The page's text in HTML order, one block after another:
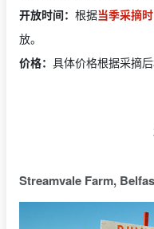
开放时间： 根据当季采摘
放。
价格： 具体价格根据采摘后
Streamvale Farm,